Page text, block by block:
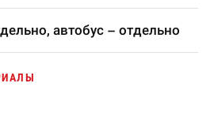
автобус – отдельно